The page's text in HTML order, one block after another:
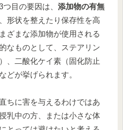
目の要因は、 添加物の有無
形状を整えたり保存性を高
ざまな添加物が使用される
なものとして、ステアリン
、二酸化ケイ素（固化防止
どが挙げられます。
ちに害を与えるわけではあ
乳中の方、または小さな体